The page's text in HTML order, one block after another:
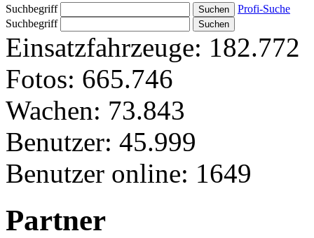
Suchbegriff
Profi-Suche
Suchbegriff
Einsatzfahrzeuge: 182.772
Fotos: 665.746
Wachen: 73.843
Benutzer: 45.999
Benutzer online: 1649
Partner